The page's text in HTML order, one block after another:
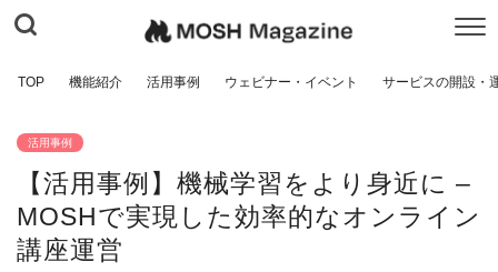
TOP 機能紹介 活用事例 ウェビナー・イベント サービスの開設・
活用事例
【活用事例】機械学習をより身近に –
MOSHで実現した効率的なオンライン
講座運営